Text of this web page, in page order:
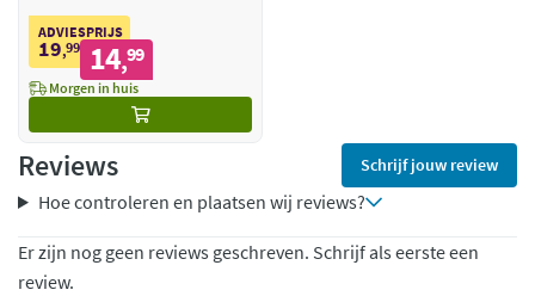
ADVIESPRIJS
19,99 14,99
Morgen in huis
Reviews Schrijf jouw review
Hoe controleren en plaatsen wij reviews?
Er zijn nog geen reviews geschreven. Schrijf als eerste een
review.